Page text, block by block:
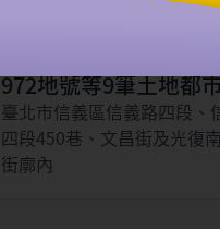
972地號等9筆土地都
案
臺北市信義區信義路四段、
四段450巷、文昌街及光復
街廓內